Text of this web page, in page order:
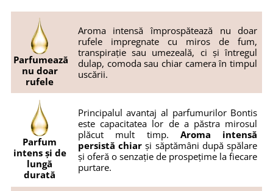
Parfumează
nu doar
rufele
Aroma intensă împrospătează nu doar
rufele impregnate cu miros de fum,
transpirație sau umezeală, ci și întregul
dulap, comoda sau chiar camera în timpul
uscării.
Parfum
intens și de
lungă
durată
Principalul avantaj al parfumurilor Bontis
este capacitatea lor de a păstra mirosul
plăcut mult timp. Aroma intensă
persistă chiar și săptămâni după spălare
și oferă o senzație de prospețime la fiecare
purtare.